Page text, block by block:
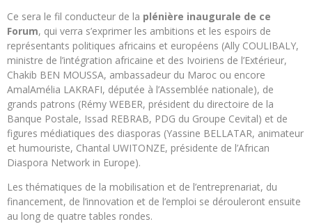
Ce sera le fil conducteur de la plénière inaugurale de ce
Forum, qui verra s’exprimer les ambitions et les espoirs de
représentants politiques africains et européens (Ally COULIBALY,
ministre de l’intégration africaine et des Ivoiriens de l’Extérieur,
Chakib BEN MOUSSA, ambassadeur du Maroc ou encore
AmalAmélia LAKRAFI, députée à l’Assemblée nationale), de
grands patrons (Rémy WEBER, président du directoire de la
Banque Postale, Issad REBRAB, PDG du Groupe Cevital) et de
figures médiatiques des diasporas (Yassine BELLATAR, animateur
et humouriste, Chantal UWITONZE, présidente de l’African
Diaspora Network in Europe).
Les thématiques de la mobilisation et de l’entreprenariat, du
financement, de l’innovation et de l’emploi se dérouleront ensuite
au long de quatre tables rondes.